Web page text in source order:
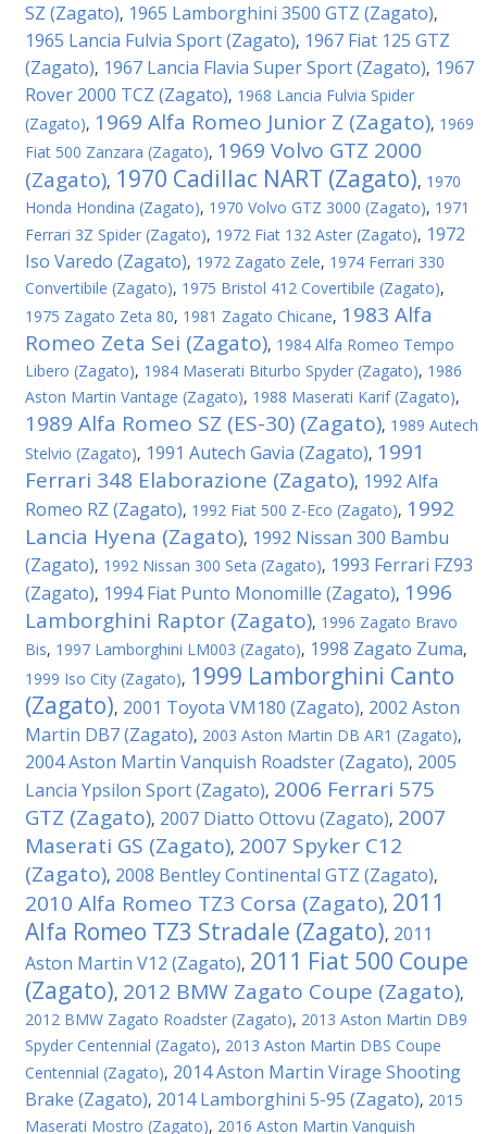
SZ (Zagato), 1965 Lamborghini 3500 GTZ (Zagato),
1965 Lancia Fulvia Sport (Zagato), 1967 Fiat 125 GTZ
(Zagato), 1967 Lancia Flavia Super Sport (Zagato), 1967
Rover 2000 TCZ (Zagato), 1968 Lancia Fulvia Spider
(Zagato), 1969 Alfa Romeo Junior Z (Zagato), 1969
Fiat 500 Zanzara (Zagato), 1969 Volvo GTZ 2000
(Zagato), 1970 Cadillac NART (Zagato), 1970
Honda Hondina (Zagato), 1970 Volvo GTZ 3000 (Zagato), 1971
Ferrari 3Z Spider (Zagato), 1972 Fiat 132 Aster (Zagato), 1972
Iso Varedo (Zagato), 1972 Zagato Zele, 1974 Ferrari 330
Convertibile (Zagato), 1975 Bristol 412 Covertibile (Zagato),
1975 Zagato Zeta 80, 1981 Zagato Chicane, 1983 Alfa
Romeo Zeta Sei (Zagato), 1984 Alfa Romeo Tempo
Libero (Zagato), 1984 Maserati Biturbo Spyder (Zagato), 1986
Aston Martin Vantage (Zagato), 1988 Maserati Karif (Zagato),
1989 Alfa Romeo SZ (ES-30) (Zagato), 1989 Autech
Stelvio (Zagato), 1991 Autech Gavia (Zagato), 1991
Ferrari 348 Elaborazione (Zagato), 1992 Alfa
Romeo RZ (Zagato), 1992 Fiat 500 Z-Eco (Zagato), 1992
Lancia Hyena (Zagato), 1992 Nissan 300 Bambu
(Zagato), 1992 Nissan 300 Seta (Zagato), 1993 Ferrari FZ93
(Zagato), 1994 Fiat Punto Monomille (Zagato), 1996
Lamborghini Raptor (Zagato), 1996 Zagato Bravo
Bis, 1997 Lamborghini LM003 (Zagato), 1998 Zagato Zuma,
1999 Iso City (Zagato), 1999 Lamborghini Canto
(Zagato), 2001 Toyota VM180 (Zagato), 2002 Aston
Martin DB7 (Zagato), 2003 Aston Martin DB AR1 (Zagato),
2004 Aston Martin Vanquish Roadster (Zagato), 2005
Lancia Ypsilon Sport (Zagato), 2006 Ferrari 575
GTZ (Zagato), 2007 Diatto Ottovu (Zagato), 2007
Maserati GS (Zagato), 2007 Spyker C12
(Zagato), 2008 Bentley Continental GTZ (Zagato),
2010 Alfa Romeo TZ3 Corsa (Zagato), 2011
Alfa Romeo TZ3 Stradale (Zagato), 2011
Aston Martin V12 (Zagato), 2011 Fiat 500 Coupe
(Zagato), 2012 BMW Zagato Coupe (Zagato),
2012 BMW Zagato Roadster (Zagato), 2013 Aston Martin DB9
Spyder Centennial (Zagato), 2013 Aston Martin DBS Coupe
Centennial (Zagato), 2014 Aston Martin Virage Shooting
Brake (Zagato), 2014 Lamborghini 5-95 (Zagato), 2015
Maserati Mostro (Zagato), 2016 Aston Martin Vanquish